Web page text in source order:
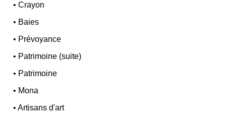
•Crayon
• Baies
• Prévoyance
• Patrimoine (suite)
• Patrimoine
• Mona
•Artisans d'art